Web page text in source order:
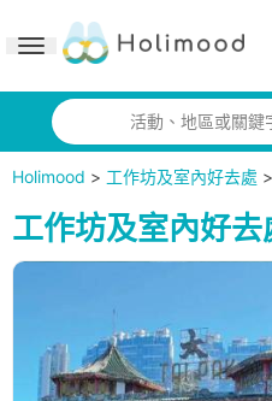
Toggle navigation
活動、地區或關鍵
Holimood > 工作坊及室內好去處 >
工作坊及室內好去